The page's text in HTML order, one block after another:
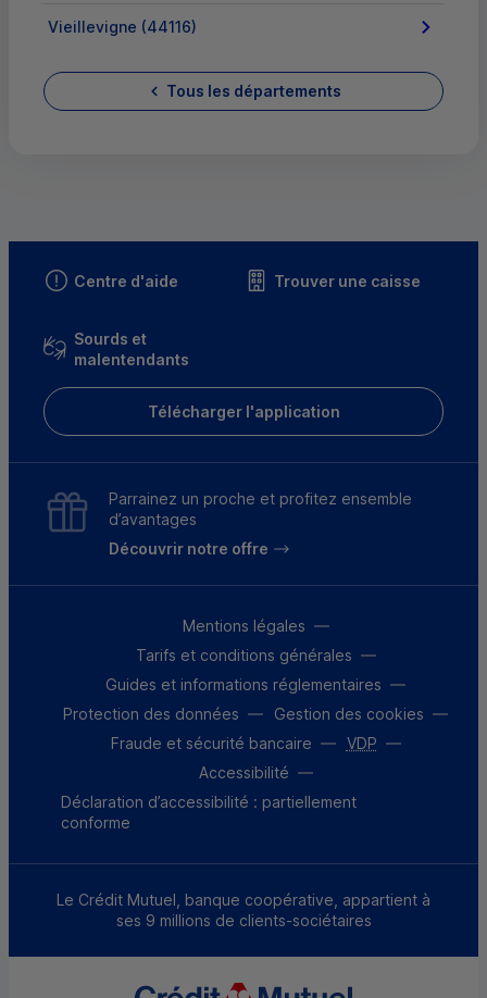
Vieillevigne (44116)
Tous les départements
Centre d'aide Trouver une caisse
Sourds et
malentendants
Télécharger l'application
Parrainez un proche et profitez ensemble
d’avantages
Découvrir notre offre
Mentions légales
Tarifs et conditions générales
Guides et informations réglementaires
Protection des données
Gestion des cookies
Fraude et sécurité bancaire
VDP
Accessibilité
Déclaration d’accessibilité : partiellement
conforme
Le Crédit Mutuel, banque coopérative, appartient à
ses 9 millions de clients-sociétaires